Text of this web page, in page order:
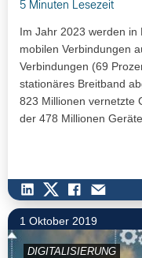
5 Minuten Lesezeit
Im Jahr 2023 werden
mobilen Verbindungen
Verbindungen (69
stationäres Breitband
823 Millionen vernetzte
der 478 Millionen
Netzwerkleistung
1 Oktober 2019
DIGITALISIERUNG